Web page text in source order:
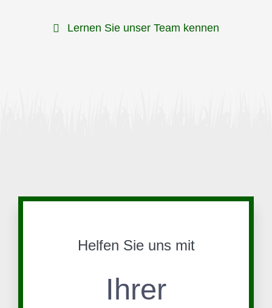
Lernen Sie unser Team kennen
Helfen Sie uns mit
Ihrer